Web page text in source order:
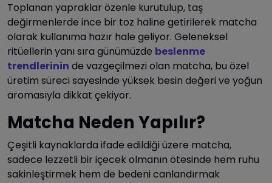
Toplanan yapraklar özenle kurutulup, taş
değirmenlerde ince bir toz haline getirilerek matcha
olarak kullanıma hazır hale geliyor. Geleneksel
ritüellerin yanı sıra günümüzde beslenme
trendlerinin de vazgeçilmezi olan matcha, bu özel
üretim süreci sayesinde yüksek besin değeri ve yoğun
aromasıyla dikkat çekiyor.
Matcha Neden Yapılır?
Çeşitli kaynaklarda ifade edildiği üzere matcha,
sadece lezzetli bir içecek olmanın ötesinde hem ruhu
sakinleştirmek hem de bedeni canlandırmak